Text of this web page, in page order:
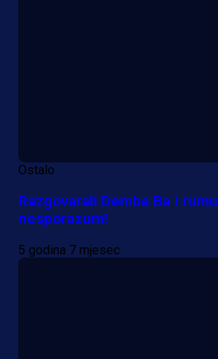
Ostalo
Razgovarali Demba Ba i
nesporazum!
5 godina 7 mjesec